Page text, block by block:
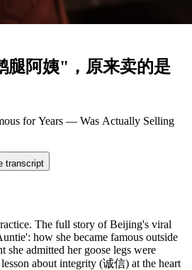
腿阿姨" ， 原来卖的是
for Years — Was Actually Selling
transcript
The full story of Beijing's viral
how she became famous outside
she admitted her goose legs were
about integrity (诚信) at the heart